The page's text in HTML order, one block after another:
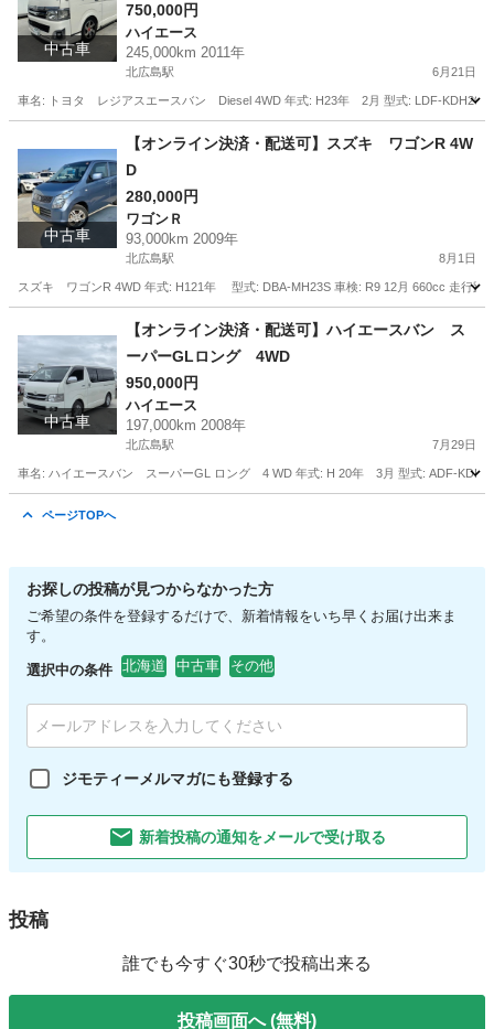
中古車
750,000円
ハイエース
245,000km 2011年
北広島駅 6月21日
車名: トヨタ レジアスエースバン Diesel 4WD 年式: H23年 2月 型式: LDF-
北広島市 北広島駅 ハイエース レジアスエース
中古車
【オンライン決済・配送可】スズキ ワゴンR 4W
D
280,000円
ワゴンＲ
93,000km 2009年
北広島駅 8月1日
スズキ ワゴンR 4WD 年式: H121年 型式: DBA-MH23S 車検: R9 12月 660cc 走行距
北広島市 北広島駅 ワゴンＲ ワゴンR
中古車
【オンライン決済・配送可】ハイエースバン ス
ーパーGLロング 4WD
950,000円
ハイエース
197,000km 2008年
北広島駅 7月29日
車名: ハイエースバン スーパーGL ロング 4 WD 年式: H 20年 3月 型式: ADF-
ページTOPへ
お探しの投稿が見つからなかった方
ご希望の条件を登録するだけで、新着情報をいち早くお届け出来ま
す。
選択中の条件 北海道 中古車 その他
ジモティーメルマガにも登録する
新着投稿の通知をメールで受け取る
投稿
誰でも今すぐ30秒で投稿出来る
投稿画面へ (無料)